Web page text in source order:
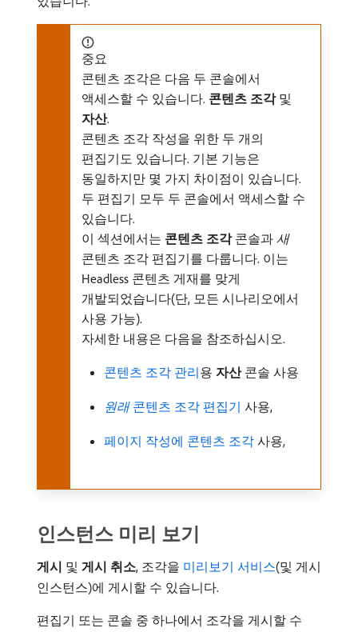
중요
콘텐츠 조각은 다음 두 콘솔에서
액세스할 수 있습니다. 콘텐츠 조각및
자산.
콘텐츠 조각 작성을 위한 두 개의
편집기도 있습니다. 기본 기능은
동일하지만 몇 가지 차이점이 있습니다.
두 편집기 모두 두 콘솔에서 액세스할 수
있습니다.
이 섹션에서는 콘텐츠 조각콘솔과 새
콘텐츠 조각 편집기를 다룹니다. 이는
Headless 콘텐츠 게재를 맞게
개발되었습니다(단, 모든 시나리오에서
사용 가능).
자세한 내용은 다음을 참조하십시오.
콘텐츠 조각 관리용 자산콘솔 사용
원래콘텐츠 조각 편집기 사용,
페이지 작성에 콘텐츠 조각 사용,
인스턴스 미리 보기
게시 및 게시 취소, 조각을 미리보기 서비스(및 게시
인스턴스)에 게시할 수 있습니다.
편집기 또는 콘솔 중 하나에서 조각을 게시할 수